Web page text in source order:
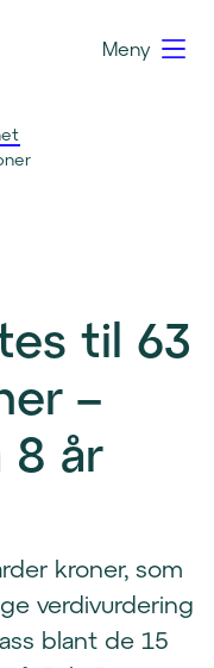
Meny
til 63
–
8 år
kroner, som
verdivurdering
blant de 15